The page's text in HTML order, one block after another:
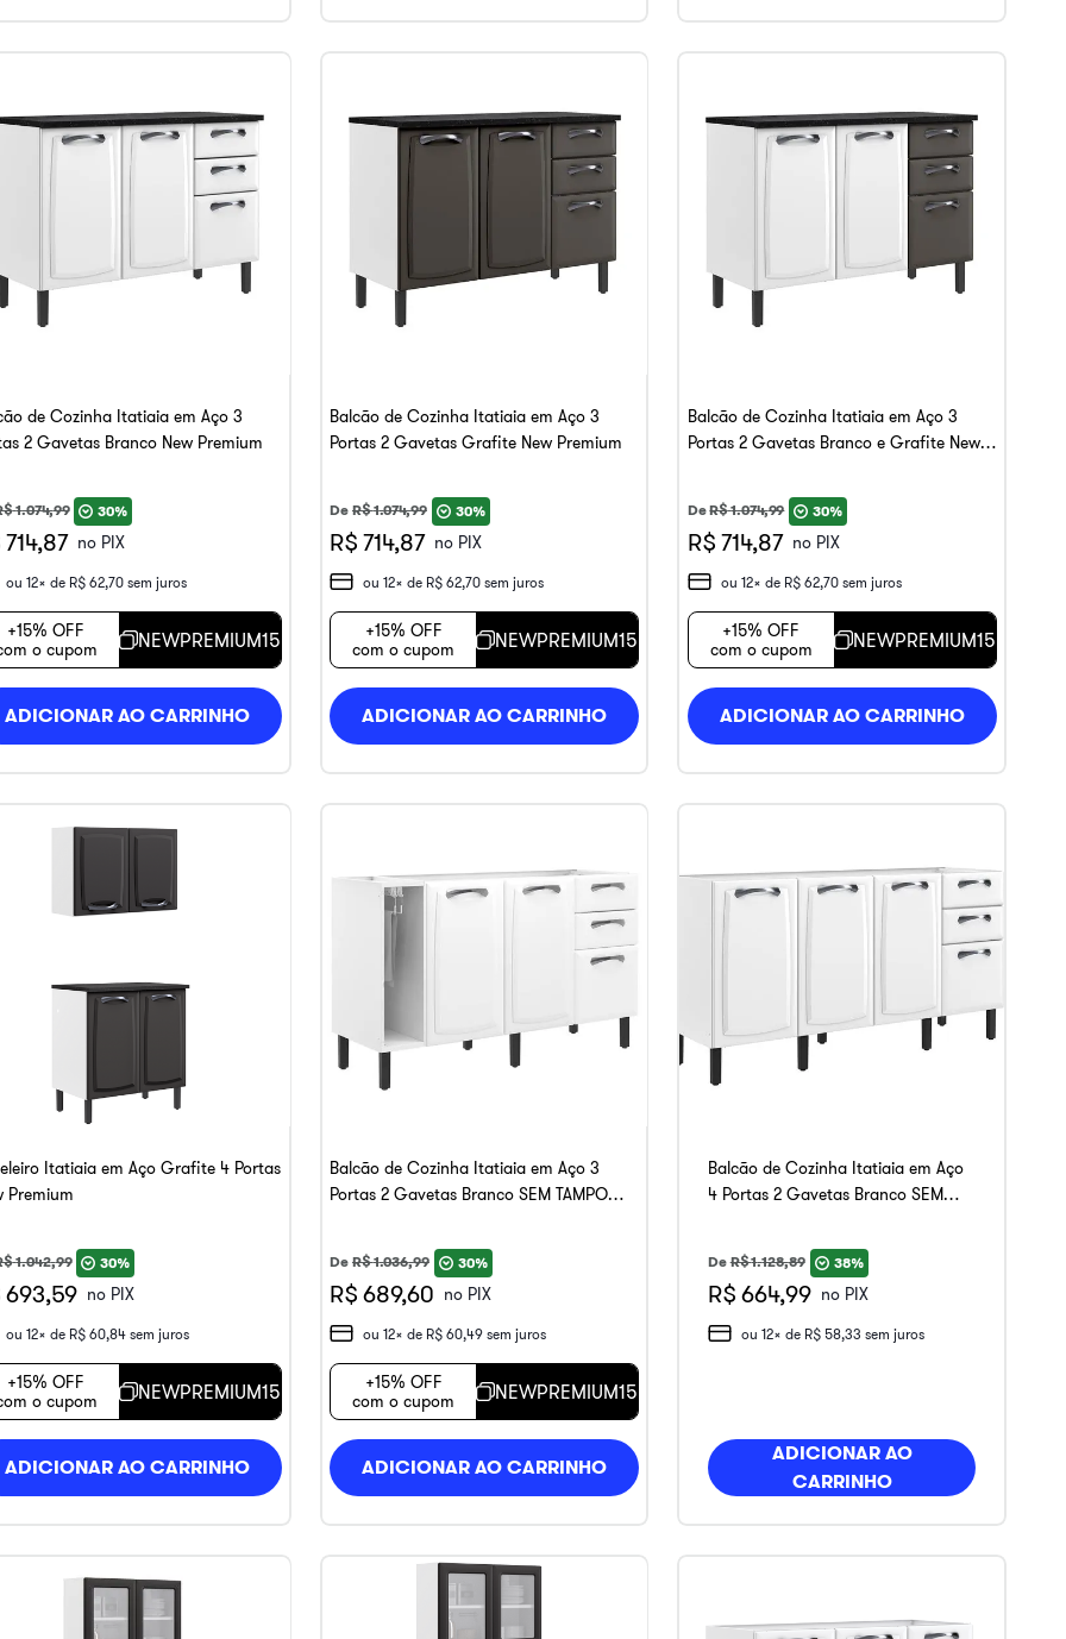
de Cozinha Itatiaia em Aço 3
2 Gavetas Branco New Premium
1.074,99 30%
no PIX
ou 12x de R$ 62,70sem juros
+15% OFF
o cupom
NEWPREMIUM15
ADICIONAR AO CARRINHO
Balcão de Cozinha Itatiaia em Aço 3
Portas 2 Gavetas Grafite New Premium
De R$1.074,99 30%
R$ 714,87 no PIX
ou12x de R$ 62,70 sem juros
+15% OFF
com o cupom
NEWPREMIUM15
ADICIONAR AO CARRINHO
Balcão de Cozinha Itatiaia em Aço 3
Portas 2 Gavetas Branco e Grafite New
DeR$1.074,99 30%
R$ 714,87 no PIX
ou 12x de R$ 62,70sem juros
+15% OFF
com o cupom
NEWPREMIUM15
ADICIONAR AO CARRINHO
Itatiaia em Aço Grafite 4 Portas
Premium
1.042,99 30%
693,59 no PIX
ou 12x de R$ 60,84sem juros
+15% OFF
o cupom
NEWPREMIUM15
ADICIONAR AO CARRINHO
Balcão de Cozinha Itatiaia em Aço 3
Portas 2 Gavetas Branco SEM TAMPO
De R$1.036,99 30%
R$ 689,60 no PIX
ou12x de R$ 60,49 sem juros
+15% OFF
com o cupom
NEWPREMIUM15
ADICIONAR AO CARRINHO
Balcão de Cozinha Itatiaia em Aço
4 Portas 2 Gavetas Branco SEM
DeR$1.128,89 38%
R$ 664,99 no PIX
ou 12x de R$ 58,33 sem juros
ADICIONAR AO
CARRINHO